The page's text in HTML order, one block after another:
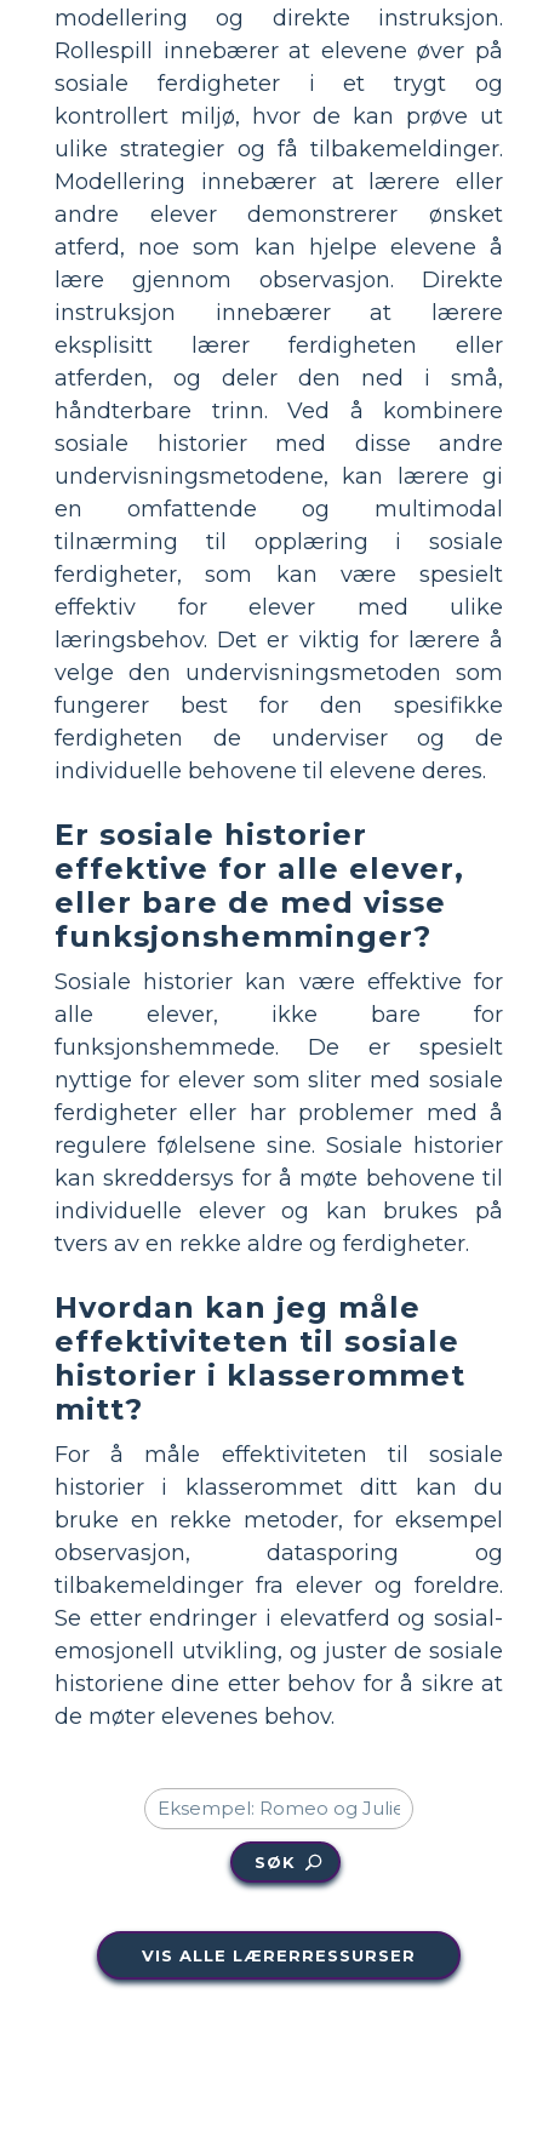
modellering og direkte instruksjon.
Rollespill innebærer at elevene øver på
sosiale ferdigheter i et trygt og
kontrollert miljø, hvor de kan prøve ut
ulike strategier og få tilbakemeldinger.
Modellering innebærer at lærere eller
andre elever demonstrerer ønsket
atferd, noe som kan hjelpe elevene å
lære gjennom observasjon. Direkte
instruksjon innebærer at lærere
eksplisitt lærer ferdigheten eller
atferden, og deler den ned i små,
håndterbare trinn. Ved å kombinere
sosiale historier med disse andre
undervisningsmetodene, kan lærere gi
en omfattende og multimodal
tilnærming til opplæring i sosiale
ferdigheter, som kan være spesielt
effektiv for elever med ulike
læringsbehov. Det er viktig for lærere å
velge den undervisningsmetoden som
fungerer best for den spesifikke
ferdigheten de underviser og de
individuelle behovene til elevene deres.
Er sosiale historier
effektive for alle elever,
eller bare de med visse
funksjonshemminger?
Sosiale historier kan være effektive for
alle elever, ikke bare for
funksjonshemmede. De er spesielt
nyttige for elever som sliter med sosiale
ferdigheter eller har problemer med å
regulere følelsene sine. Sosiale historier
kan skreddersys for å møte behovene til
individuelle elever og kan brukes på
tvers av en rekke aldre og ferdigheter.
Hvordan kan jeg måle
effektiviteten til sosiale
historier i klasserommet
mitt?
For å måle effektiviteten til sosiale
historier i klasserommet ditt kan du
bruke en rekke metoder, for eksempel
observasjon, datasporing og
tilbakemeldinger fra elever og foreldre.
Se etter endringer i elevatferd og sosial-
emosjonell utvikling, og juster de sosiale
historiene dine etter behov for å sikre at
de møter elevenes behov.
SØK
VIS ALLE LÆRERRESSURSER